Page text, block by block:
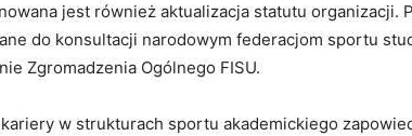
jest również aktualizacja statutu organizacji.
do konsultacji narodowym federacjom sportu
Zgromadzenia Ogólnego FISU.
w strukturach sportu akademickiego